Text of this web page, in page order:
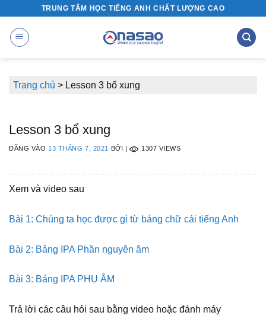
nội
TRUNG TÂM HỌC TIẾNG ANH CHẤT LƯỢNG CAO
Trang chủ > Lesson 3 bổ xung
Lesson 3 bổ xung
ĐĂNG VÀO13 THÁNG 7, 2021 BỞI 1307 VIEWS
Xem và video sau
Bài 1: Chúng ta học được gì từ bảng chữ cái tiếng Anh
Bài 2: Bảng IPA Phần nguyên âm
Bài 3: Bảng IPA PHỤ ÂM
Trả lời các câu hỏi sau bằng video hoặc đánh máy